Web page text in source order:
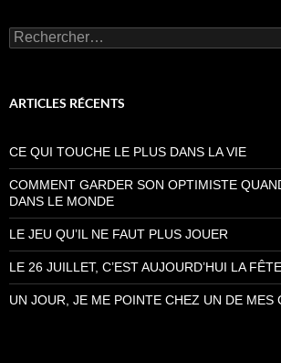
Rechercher :
ARTICLES RÉCENTS
CE QUI TOUCHE LE PLUS DANS LA VIE
COMMENT GARDER SON OPTIMISTE
DANS LE MONDE
LE JEU QU’IL NE FAUT PLUS JOUER
LE 26 JUILLET, C’EST AUJOURD’HUI LA
UN JOUR, JE ME POINTE CHEZ UN DE MES